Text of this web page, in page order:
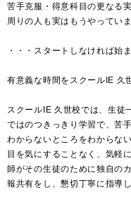
苦手克服・得意科目の更なる
周りの人も実はもうやってい
・・・スタートしなければ始
有意義な時間をスクールIE 久
スクールIE 久世校では、生徒
ではのつきっきり学習で、苦
わからないところをわからな
目を気にすることなく、気軽
師がその生徒のために独自の
報共有をし、懇切丁寧に指導し